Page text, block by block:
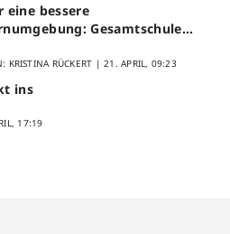
eine bessere
Gesamtschule
KRISTINA RÜCKERT |21. APRIL, 09:23
ins
17:19